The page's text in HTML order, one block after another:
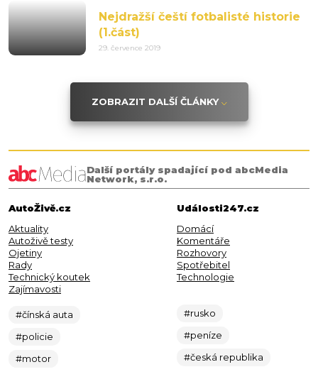
Nejdražší čeští fotbalisté historie
(1.část)
29. července 2019
ZOBRAZIT DALŠÍ ČLÁNKY
Další portály spadající pod abcMedia
Network, s.r.o.
AutoŽivě.cz
Aktuality
Autoživě testy
Ojetiny
Rady
Technický koutek
Zajímavosti
#čínská auta
#policie
#motor
Události247.cz
Domácí
Komentáře
Rozhovory
Spotřebitel
Technologie
#rusko
#peníze
#česká republika